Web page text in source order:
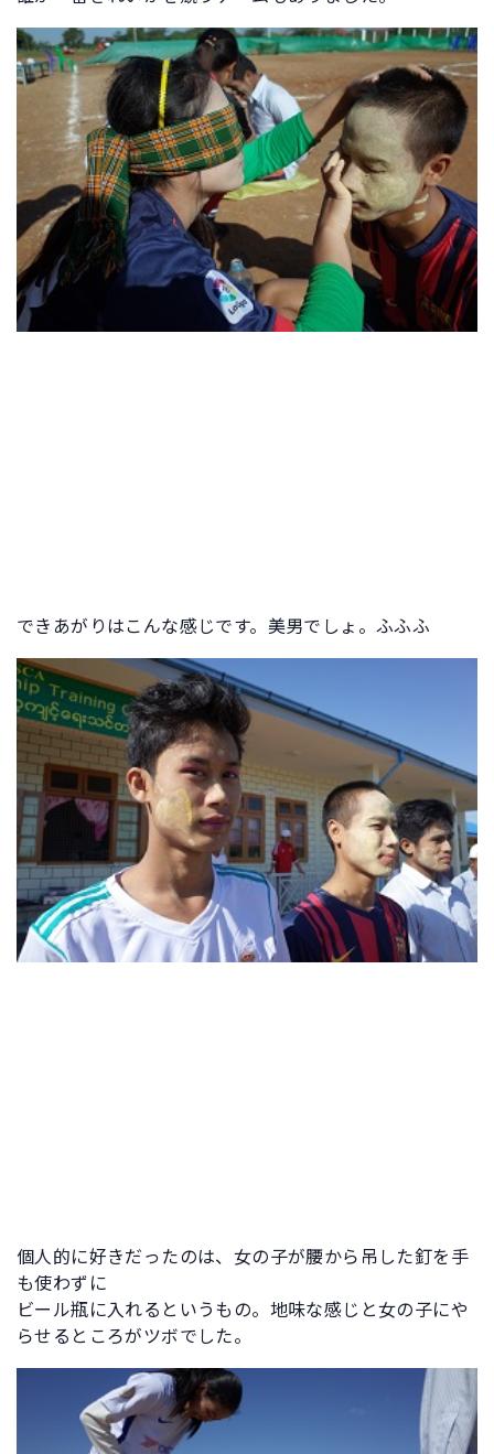
できあがりはこんな感じです。美男でしょ。ふふふ
個人的に好きだったのは、女の子が腰から吊した釘を手
も使わずに
ビール瓶に入れるというもの。地味な感じと女の子にや
らせるところがツボでした。